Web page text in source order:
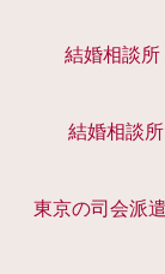
結婚相談所
結婚相談
東京の司会派